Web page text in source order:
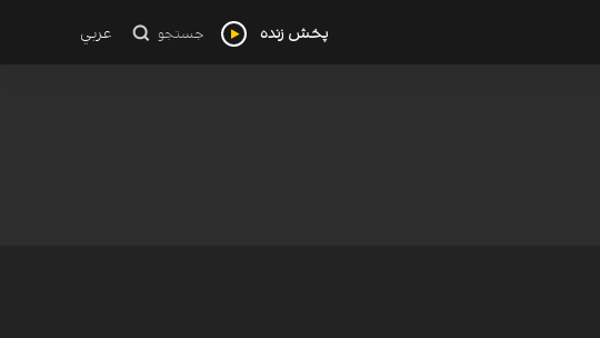
پخش زنده جستجو عربي